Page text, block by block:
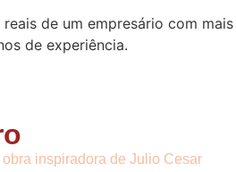
de um empresário com mais
de experiência.
obra inspiradora de Julio Cesar